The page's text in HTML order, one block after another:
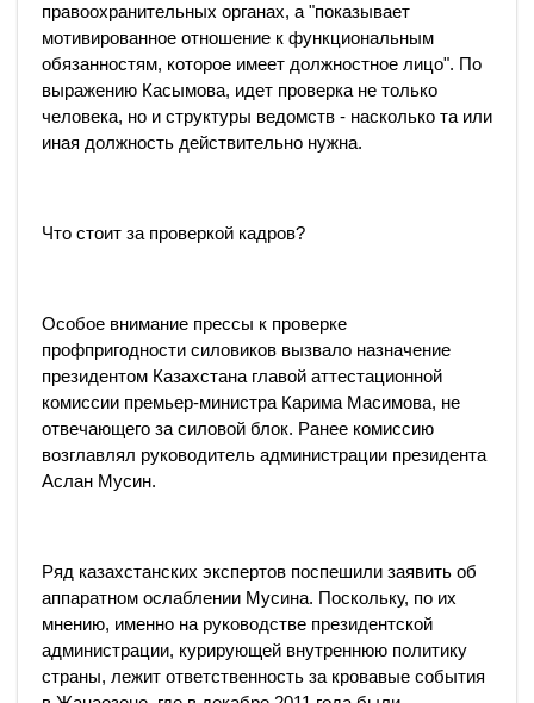
правоохранительных органах, а "показывает
мотивированное отношение к функциональным
обязанностям, которое имеет должностное лицо". По
выражению Касымова, идет проверка не только
человека, но и структуры ведомств - насколько та или
иная должность действительно нужна.
Что стоит за проверкой кадров?
Особое внимание прессы к проверке
профпригодности силовиков вызвало назначение
президентом Казахстана главой аттестационной
комиссии премьер-министра Карима Масимова, не
отвечающего за силовой блок. Ранее комиссию
возглавлял руководитель администрации президента
Аслан Мусин.
Ряд казахстанских экспертов поспешили заявить об
аппаратном ослаблении Мусина. Поскольку, по их
мнению, именно на руководстве президентской
администрации, курирующей внутреннюю политику
страны, лежит ответственность за кровавые события